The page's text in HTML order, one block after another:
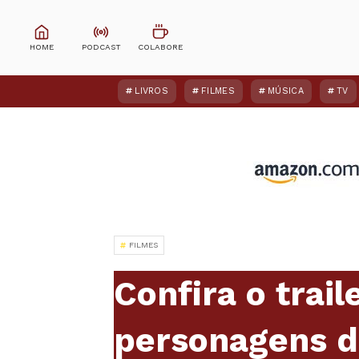
LIVROS FILMES MÚSICA TV
FILMES
Confira o
personagens